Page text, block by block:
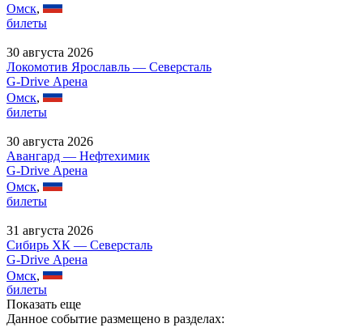
Омск,
билеты
30 августа 2026
Локомотив Ярославль — Северсталь
G-Drive Арена
Омск,
билеты
30 августа 2026
Авангард — Нефтехимик
G-Drive Арена
Омск,
билеты
31 августа 2026
Сибирь ХК — Северсталь
G-Drive Арена
Омск,
билеты
Показать еще
Данное событие размещено в разделах: